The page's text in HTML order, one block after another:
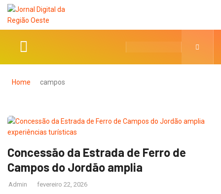
Home campos
Concessão da Estrada de Ferro de
Campos do Jordão amplia
Admin fevereiro 22, 2026